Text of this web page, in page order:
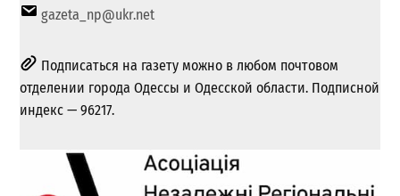
gazeta_np@ukr.net
Подписаться на газету можно в любом почтовом
отделении города Одессы и Одесской области. Подписной
индекс — 96217.